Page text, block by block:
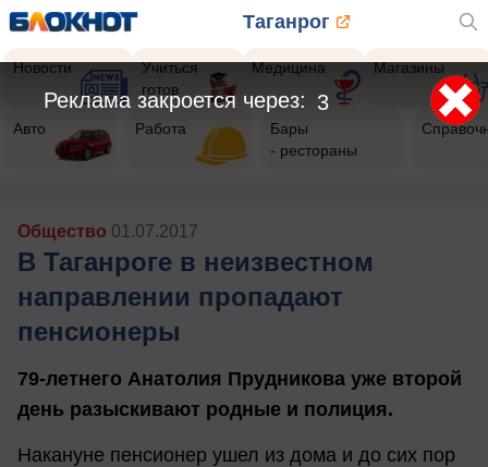
Таганрог
Новости
Учиться
готов
Медицина Магазины
Авто Работа
Бары
- рестораны
Общество 01.07.2017
В Таганроге в неизвестном
направлении пропадают
пенсионеры
79-летнего Анатолия Прудникова уже второй
день разыскивают родные и полиция.
Накануне пенсионер ушел из дома и до сих пор